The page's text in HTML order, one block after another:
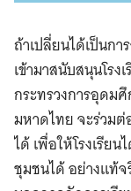
ถ้าเปลี่ยนได้เป็นก
เข้ามาสนับสนุนโรง
กระทรวงการอุดม
มหาดไทย จะร่วมต่
ได้ เพื่อให้โรงเรีย
ชุมชนได้ อย่างแท้